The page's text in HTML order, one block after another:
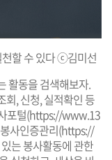
천할 수 있다 ⓒ김미선
활동을 검색해보자.
회, 신청, 실적확인 등
포털(https://www.13
사인증관리(https://
는 봉사활동에 관한